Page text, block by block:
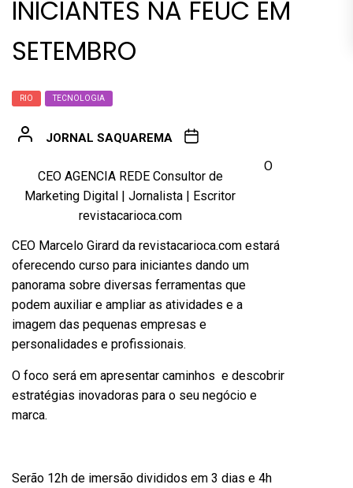
INICIANTES NA FEUC EM
SETEMBRO
RIO TECNOLOGIA
JORNAL SAQUAREMA
CEO AGENCIA REDE Consultor de
Marketing Digital | Jornalista | Escritor
revistacarioca.com
O
CEO Marcelo Girard da revistacarioca.com estará
oferecendo curso para iniciantes dando um
panorama sobre diversas ferramentas que
podem auxiliar e ampliar as atividades e a
imagem das pequenas empresas e
personalidades e profissionais.
O foco será em apresentar caminhos e descobrir
estratégias inovadoras para o seu negócio e
marca.
Serão 12h de imersão divididos em 3 dias e 4h